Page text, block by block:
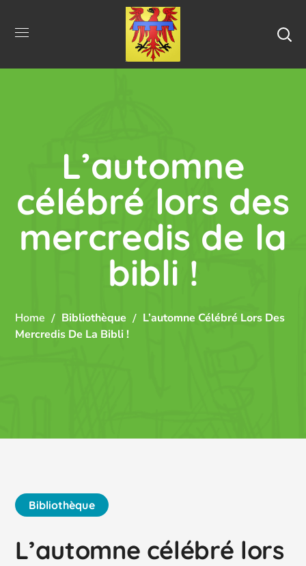
L’automne
célébré lors des
mercredis de la
bibli !
Home Bibliothèque
L’automne Célébré Lors Des
Mercredis De La Bibli !
Bibliothèque
L’automne célébré lors